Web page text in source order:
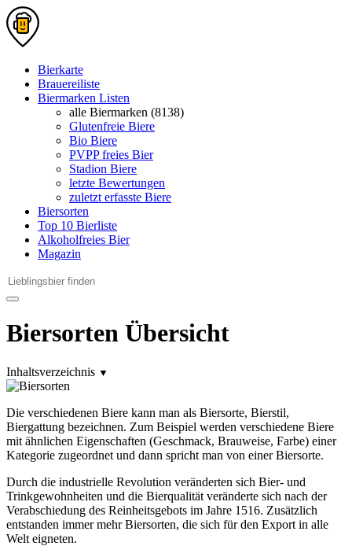
Bierkarte
Brauereiliste
Biermarken Listen
alle Biermarken (8138)
Glutenfreie Biere
Bio Biere
PVPP freies Bier
Stadion Biere
letzte Bewertungen
zuletzt erfasste Biere
Biersorten
Top 10 Bierliste
Alkoholfreies Bier
Magazin
Biersorten Übersicht
Inhaltsverzeichnis ▼
Die verschiedenen Biere kann man als Biersorte, Bierstil,
Biergattung bezeichnen. Zum Beispiel werden verschiedene Biere
mit ähnlichen Eigenschaften (Geschmack, Brauweise, Farbe) einer
Kategorie zugeordnet und dann spricht man von einer Biersorte.
Durch die industrielle Revolution veränderten sich Bier- und
Trinkgewohnheiten und die Bierqualität veränderte sich nach der
Verabschiedung des Reinheitsgebots im Jahre 1516. Zusätzlich
entstanden immer mehr Biersorten, die sich für den Export in alle
Welt eigneten.